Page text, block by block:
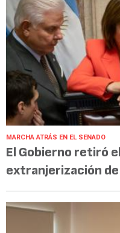
MARCHA ATRÁS EN EL SENADO
El Gobierno retiró
extranjerización